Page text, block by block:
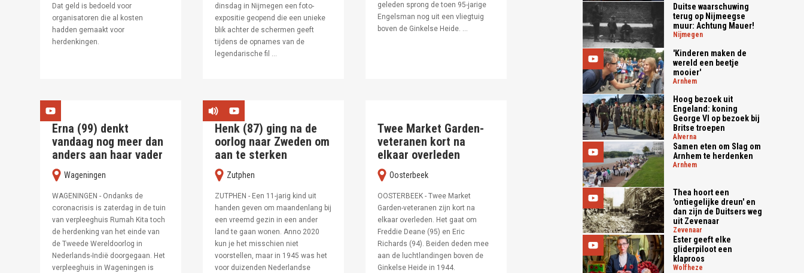
Dat geld is bedoeld voor
organisatoren die al kosten
hadden gemaakt voor
herdenkingen.
dinsdag in Nijmegen een foto-
expositie geopend die een unieke
blik achter de schermen geeft
tijdens de opnames van de
legendarische fil ...
geleden sprong de toen 95-jarige
Engelsman nog uit een vliegtuig
boven de Ginkelse Heide. ...
Erna (99) denkt
vandaag nog meer dan
anders aan haar vader
wageningen
WAGENINGEN - Ondanks de
coronacrisis is zaterdag in de tuin
van verpleeghuis Rumah Kita toch
de herdenking van het einde van
de Tweede Wereldoorlog in
Nederlands-Indië doorgegaan. Het
verpleeghuis in Wageningen is
Henk (87) ging na de
oorlog naar Zweden om
aan te sterken
zutphen
ZUTPHEN - Een 11-jarig kind uit
handen geven om maandenlang bij
een vreemd gezin in een ander
land te gaan wonen. Anno 2020
kun je het misschien niet
voorstellen, maar in 1945 was het
voor duizenden Nederlandse
Twee Market Garden-
veteranen kort na
elkaar overleden
oosterbeek
OOSTERBEEK - Twee Market
Garden-veteranen zijn kort na
elkaar overleden. Het gaat om
Freddie Deane (95) en Eric
Richards (94). Beiden deden mee
aan de luchtlandingen boven de
Ginkelse Heide in 1944.
Duitse waarschuwing
terug op Nijmeegse
muur: Achtung Mauer!
nijmegen
'Kinderen maken de
wereld een beetje
mooier'
arnhem
Hoog bezoek uit
Engeland: koning
George VI op bezoek bij
Britse troepen
alverna
Samen eten om Slag om
Arnhem te herdenken
arnhem
Thea hoort een
'ontiegelijke dreun' en
dan zijn de Duitsers weg
uit Zevenaar
zevenaar
Ester geeft elke
gliderpiloot een
klaproos
wolfheze